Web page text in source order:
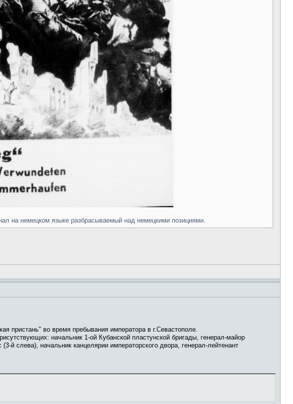
на немецком языке разбрасываемый над немецкими позициями.
пристань" во время пребывания императора в г.Севастополе.
начальник 1-ой Кубанской пластунской бригады, генерал-майор
й слева), начальник канцелярии императорского двора, генерал-лейтенант